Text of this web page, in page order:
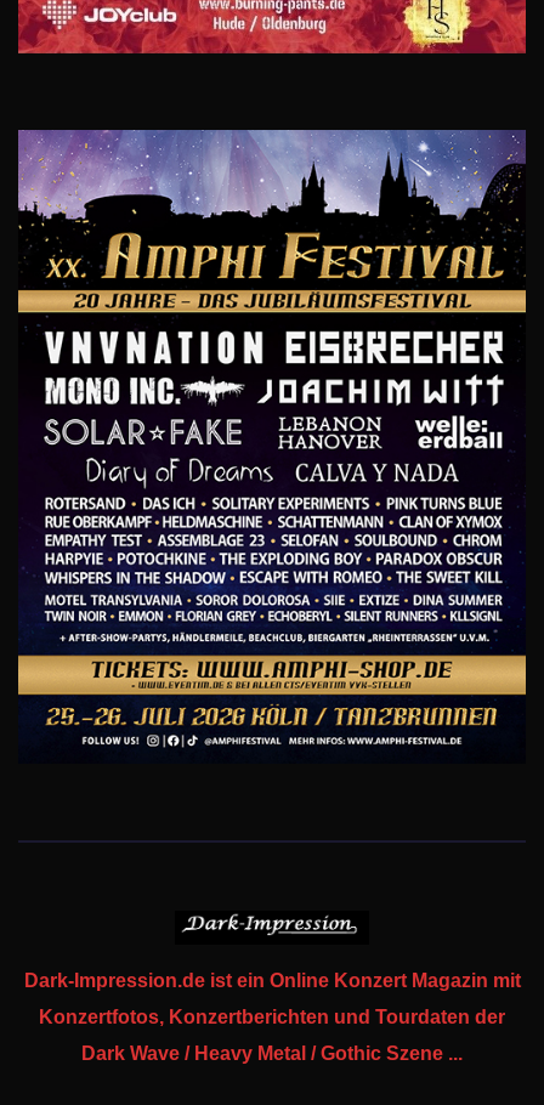
Dark-Impression.de ist ein Online Konzert Magazin mit
Konzertfotos, Konzertberichten und Tourdaten der
Dark Wave / Heavy Metal / Gothic Szene ...